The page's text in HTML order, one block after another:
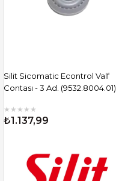
Silit Sicomatic Econtrol Valf
Contası - 3 Ad. (9532.8004.01)
★ ★ ★ ★ ★
₺1.137,99